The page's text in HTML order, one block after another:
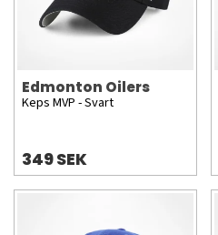
Edmonton Oilers
Keps MVP - Svart
349 SEK